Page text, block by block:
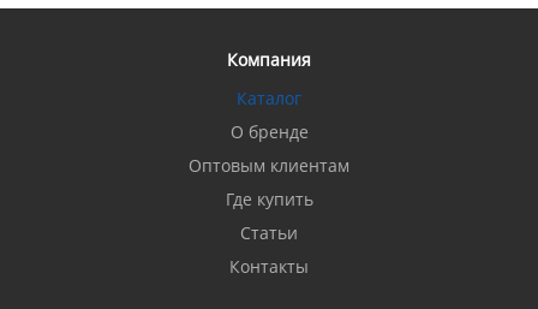
Компания
Каталог
О бренде
Оптовым клиентам
Где купить
Статьи
Контакты